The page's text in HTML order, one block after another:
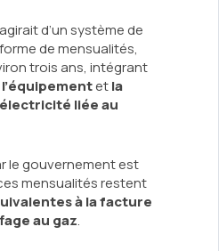
d’un système de
de mensualités,
trois ans, intégrant
etla
liée au
le gouvernement est
mensualités restent
à la facture
au gaz.